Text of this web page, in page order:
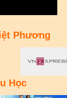
Phương
Học